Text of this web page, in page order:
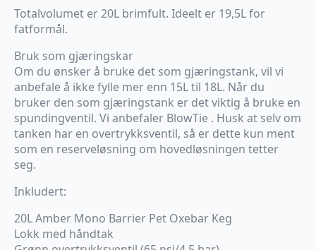
Totalvolumet er 20L brimfult. Ideelt er 19,5L for
fatformål.
Bruk som gjæringskar
Om du ønsker å bruke det som gjæringstank, vil vi
anbefale å ikke fylle mer enn 15L til 18L. Når du
bruker den som gjæringstank er det viktig å bruke en
spundingventil. Vi anbefaler BlowTie . Husk at selv om
tanken har en overtrykksventil, så er dette kun ment
som en reserveløsning om hovedløsningen tetter
seg.
Inkludert:
20L Amber Mono Barrier Pet Oxebar Keg
Lokk med håndtak